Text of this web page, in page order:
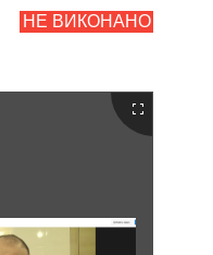
НЕ ВИКОНАНО